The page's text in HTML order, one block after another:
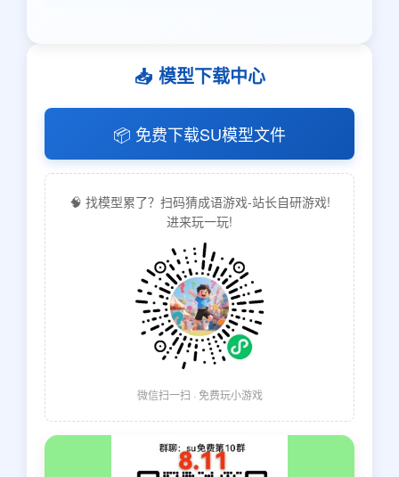
📥 模型下载中心
📦 免费下载SU模型文件
🧠 找模型累了？扫码猜成语游戏-站长自研游戏!
进来玩一玩!
微信扫一扫 · 免费玩小游戏